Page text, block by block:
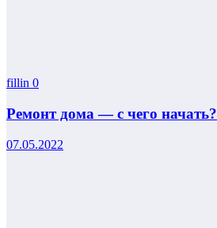
fillin 0
Ремонт дома — с чего начать?
07.05.2022